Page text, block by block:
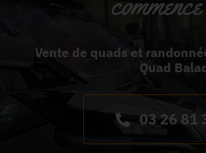
Contact
Vente de quads et
Quad
03 26 81